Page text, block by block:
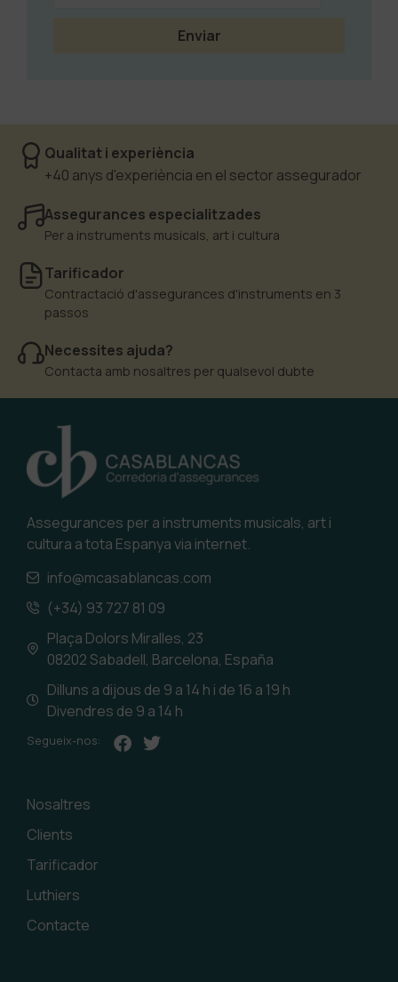
Enviar
Qualitat i experiència
+40 anys d'experiència en el sector assegurador
Assegurances especialitzades
Per a instruments musicals, art i cultura
Tarificador
Contractació d'assegurances d'instruments en 3
passos
Necessites ajuda?
Contacta amb nosaltres per qualsevol dubte
Assegurances per a instruments musicals, art i
cultura a tota Espanya via internet.
info@mcasablancas.com
(+34) 93 727 81 09
Plaça Dolors Miralles, 23
08202 Sabadell, Barcelona, España
Dilluns a dijous de 9 a 14 h i de 16 a 19 h
Divendres de 9 a 14 h
Segueix-nos:
Nosaltres
Clients
Tarificador
Luthiers
Contacte